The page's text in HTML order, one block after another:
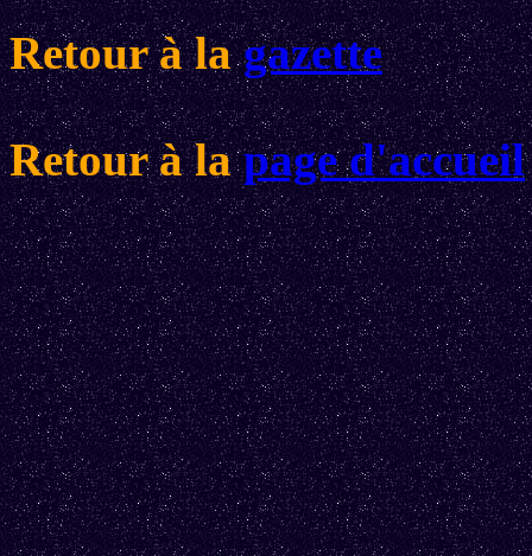
Retour à lagazette
Retour à lapage d'accueil